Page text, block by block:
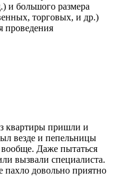
и большого размера
торговых, и др.)
проведения
квартиры пришли и
везде и пепельницы
Даже пытаться
вызвали специалиста.
пахло довольно приятно